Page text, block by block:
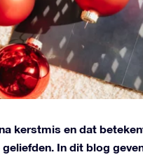
kerstmis en dat
geliefden. In dit blog